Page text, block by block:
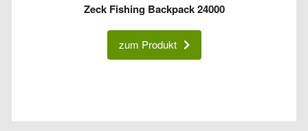
Zeck Fishing Backpack 24000
zum Produkt